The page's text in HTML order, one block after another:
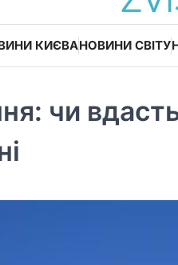
КИЄВАНОВИНИ СВІТУ
чи